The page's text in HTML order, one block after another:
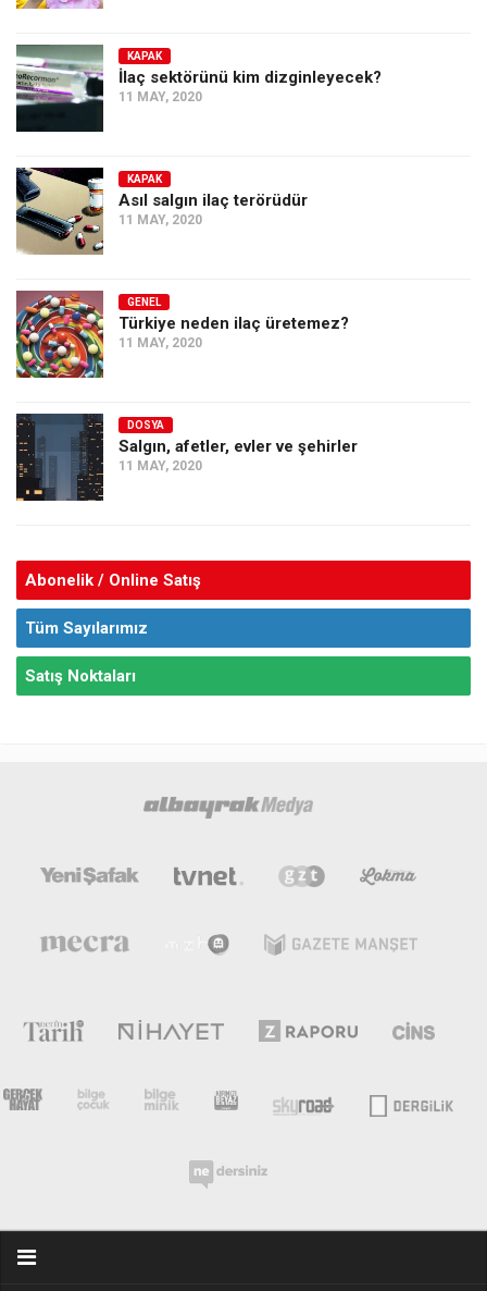
KAPAK
İlaç sektörünü kim dizginleyecek?
11 MAY, 2020
KAPAK
Asıl salgın ilaç terörüdür
11 MAY, 2020
GENEL
Türkiye neden ilaç üretemez?
11 MAY, 2020
DOSYA
Salgın, afetler, evler ve şehirler
11 MAY, 2020
Abonelik / Online Satış
Tüm Sayılarımız
Satış Noktaları